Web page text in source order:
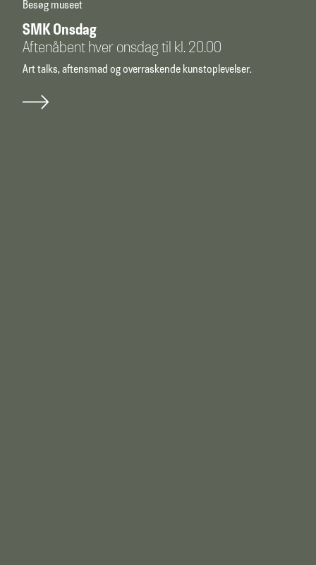
Besøg museet
SMK Onsdag
Aftenåbent hver onsdag til kl. 20.00
Art talks, aftensmad og overraskende kunstoplevelser.